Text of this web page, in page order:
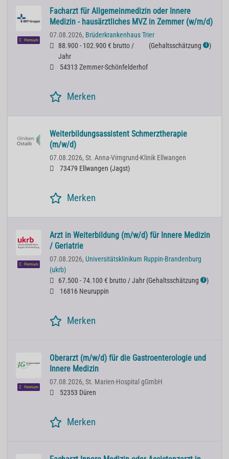
Premium
Facharzt für Allgemeinmedizin oder Innere
Medizin - hausärztliches MVZ in Zemmer (w/m/d)
07.08.2026, Brüderkrankenhaus Trier
88.900 - 102.900 € brutto /
Jahr
(Gehaltsschätzung ℹ )
54313 Zemmer-Schönfelderhof
Merken
Weiterbildungsassistent Schmerztherapie
(m/w/d)
07.08.2026, St. Anna-Virngrund-Klinik Ellwangen
73479 Ellwangen (Jagst)
Merken
Premium
Arzt in Weiterbildung (m/w/d) für Innere Medizin
/ Geriatrie
07.08.2026, Universitätsklinikum Ruppin-Brandenburg
(ukrb)
67.500 - 74.100 € brutto / Jahr (Gehaltsschätzung ℹ )
16816 Neuruppin
Merken
Premium
Oberarzt (m/w/d) für die Gastroenterologie und
Innere Medizin
07.08.2026, St. Marien-Hospital gGmbH
52353 Düren
Merken